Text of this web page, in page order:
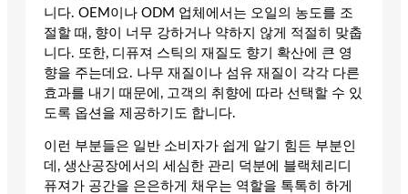
니다. OEM이나 ODM 업체에서는 오일의 농도를 조
절할 때, 향이 너무 강하거나 약하지 않게 적절히 맞춥
니다. 또한, 디퓨져 스틱의 재질도 향기 확산에 큰 영
향을 주는데요. 나무 재질이나 섬유 재질이 각각 다른
효과를 내기 때문에, 고객의 취향에 따라 선택할 수 있
도록 옵션을 제공하기도 합니다.
이런 부분들은 일반 소비자가 쉽게 알기 힘든 부분인
데, 생산공장에서의 세심한 관리 덕분에 블랙체리디
퓨져가 공간을 은은하게 채우는 역할을 톡톡히 하게